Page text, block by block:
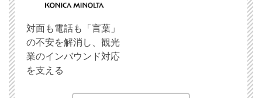
対面も電話も「言葉」
の不安を解消し、観光
業のインバウンド対応
を支える